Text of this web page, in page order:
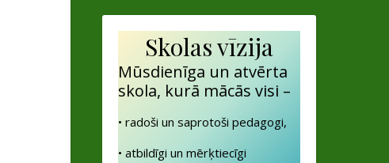
Skolas vīzija
Mūsdienīga un atvērta
skola, kurā mācās visi –
• radoši un saprotoši pedagogi,
• atbildīgi un mērķtiecīgi